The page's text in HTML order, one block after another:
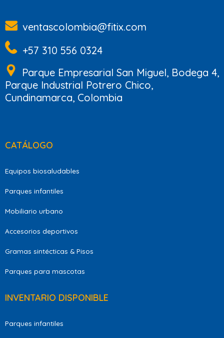
ventascolombia@fitix.com
+57 310 556 0324
Parque Empresarial San Miguel, Bodega 4,
Parque Industrial Potrero Chico,
Cundinamarca, Colombia
CATÁLOGO
Equipos biosaludables
Parques infantiles
Mobiliario urbano
Accesorios deportivos
Gramas sintécticas & Pisos
Parques para mascotas
INVENTARIO DISPONIBLE
Parques infantiles